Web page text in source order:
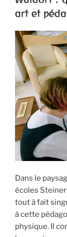
art et
Dans le
écoles
tout à fait
à cette
physique. Il